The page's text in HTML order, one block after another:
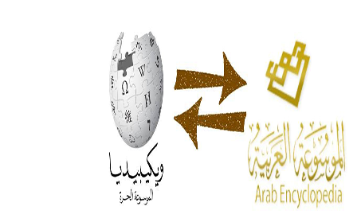
الحكم، الأدلة، تنظيم التغذية، ورسالته في جروح الرأس. ويعود
له الفضل بأنه حرر الطب من الدين والفلسفة.
- هل تعلم أن المرجان إفراز حيواني يتكون في البحر ويتركب
من مادة كربونات الكلسيوم، وهو أحمر أو شديد الحمرة وهو
أجود أنواعه، ويمتاز بكبر الحجم ويسمى الش